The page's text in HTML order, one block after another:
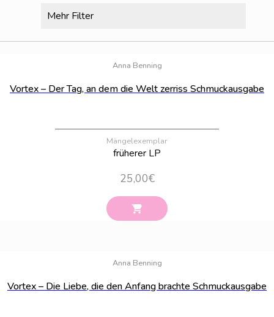
Mehr Filter
Anna Benning
Vortex – Der Tag, an dem die Welt zerriss Schmuckausgabe
Mängelexemplar
früherer LP
25,00€
Anna Benning
Vortex – Die Liebe, die den Anfang brachte Schmuckausgabe